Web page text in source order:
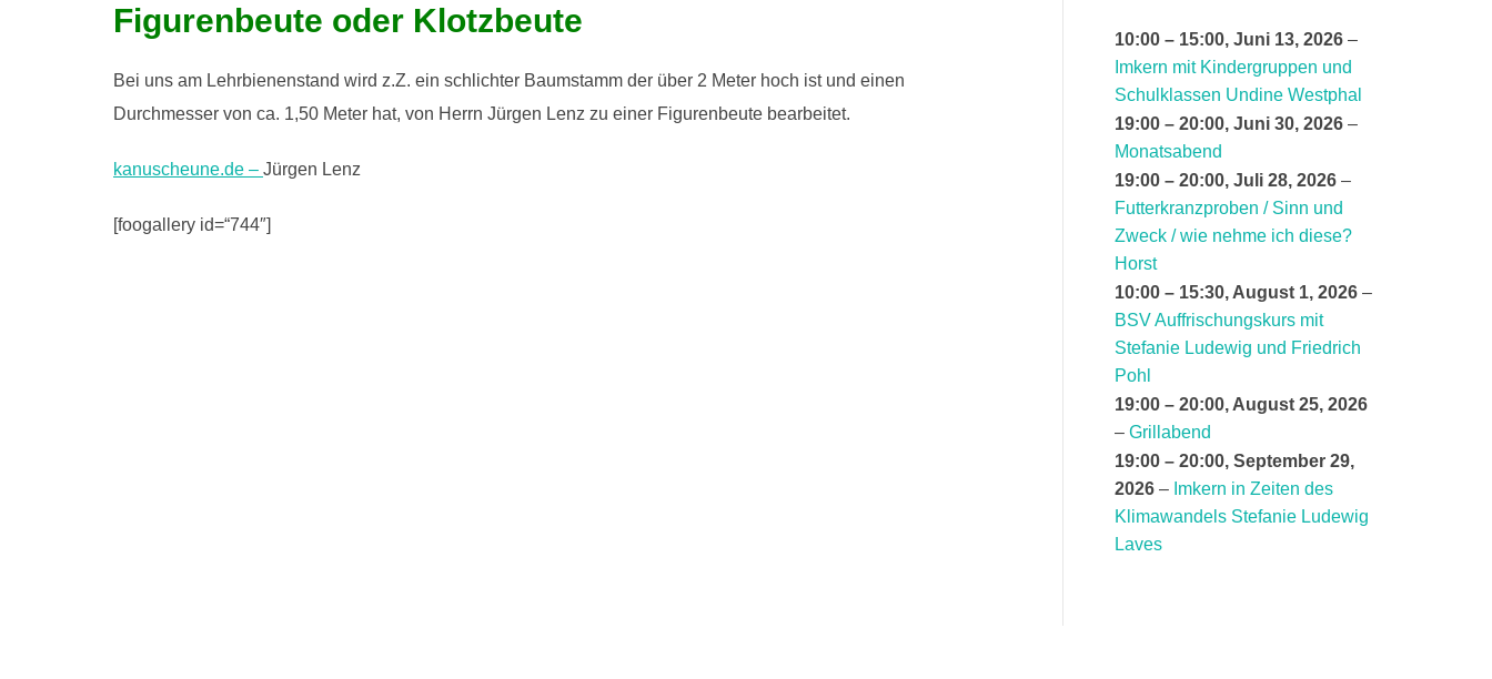
Figurenbeute oder Klotzbeute
Bei uns am Lehrbienenstand wird z.Z. ein schlichter Baumstamm der über 2 Meter hoch ist und einen
Durchmesser von ca. 1,50 Meter hat, von Herrn Jürgen Lenz zu einer Figurenbeute bearbeitet.
kanuscheune.de – Jürgen Lenz
[foogallery id=“744″]
10:00 – 15:00, Juni 13, 2026–
Imkern mit Kindergruppen und
Schulklassen Undine Westphal
19:00 – 20:00, Juni 30, 2026–
Monatsabend
19:00 – 20:00, Juli 28, 2026–
Futterkranzproben / Sinn und
Zweck / wie nehme ich diese?
Horst
10:00 – 15:30, August 1, 2026–
BSV Auffrischungskurs mit
Stefanie Ludewig und Friedrich
Pohl
19:00 – 20:00, August 25, 2026
– Grillabend
19:00 – 20:00, September 29,
2026– Imkern in Zeiten des
Klimawandels Stefanie Ludewig
Laves